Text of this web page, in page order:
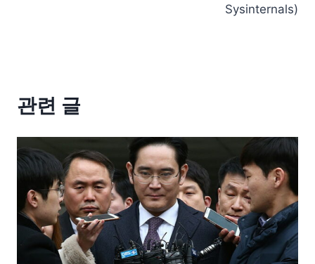
Sysinternals)
관련 글